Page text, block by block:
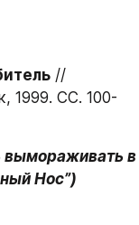
//
1999. СC. 100-
вымораживать в
Нос”)